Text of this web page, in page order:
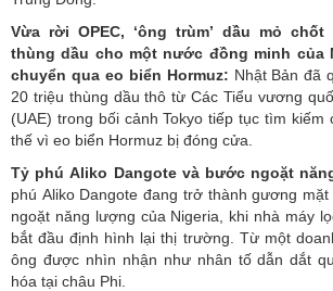
Vừa rời OPEC, ‘ông trùm’ dầu mỏ
thùng dầu cho một nước đồng minh của
chuyển qua eo biển Hormuz: Nhật Bản đã
20 triệu thùng dầu thô từ Các Tiểu vương
(UAE) trong bối cảnh Tokyo tiếp tục tìm kiếm
thế vì eo biển Hormuz bị đóng cửa.
Tỷ phú Aliko Dangote và bước ngoặt
phú Aliko Dangote đang trở thành gương
ngoặt năng lượng của Nigeria, khi nhà máy
bắt đầu định hình lại thị trường. Từ một
ông được nhìn nhận như nhân tố dẫn dắt
hóa tại châu Phi.